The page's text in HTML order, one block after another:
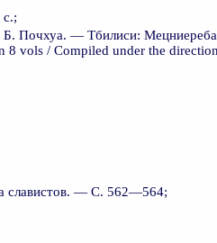
Почхуа. — Тбилиси:
vols / Compiled under the
славистов. — С. 562—564;